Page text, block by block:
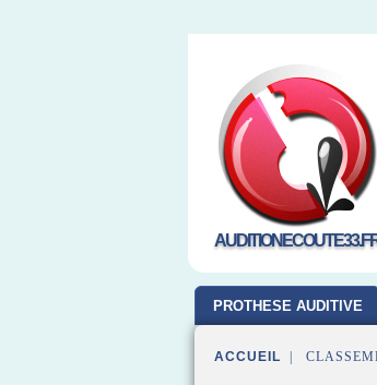
PROTHESE AUDITIVE
ACCUEIL |